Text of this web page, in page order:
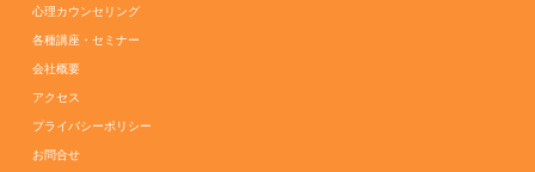
心理カウンセリング
各種講座・セミナー
会社概要
アクセス
プライバシーポリシー
お問合せ